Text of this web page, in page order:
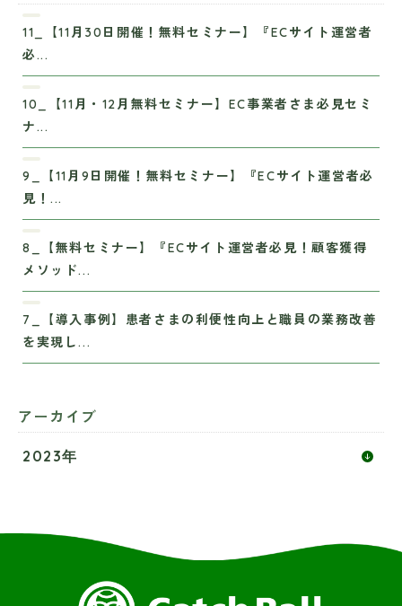
11_【11月30日開催！無料セミナー】『ECサイト運営者
必...
10_【11月・12月無料セミナー】EC事業者さま必見セミ
ナ...
9_【11月9日開催！無料セミナー】『ECサイト運営者必
見！...
8_【無料セミナー】『ECサイト運営者必見！顧客獲得
メソッド...
7_【導入事例】患者さまの利便性向上と職員の業務改善
を実現し...
アーカイブ
2023年